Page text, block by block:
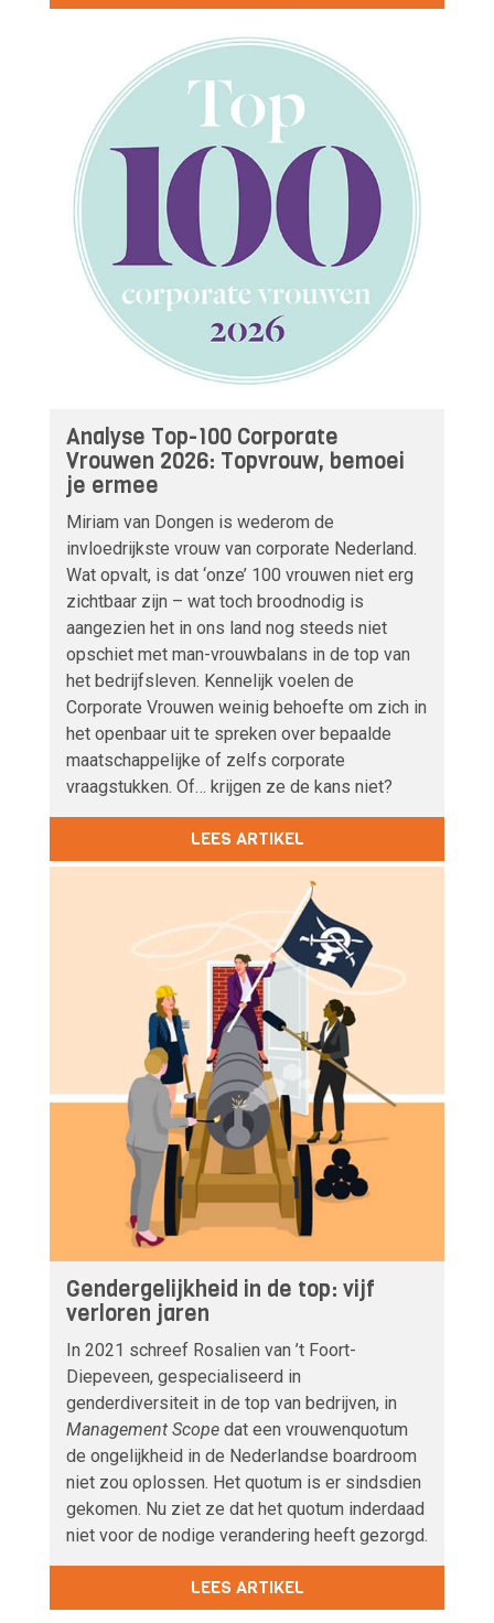
Analyse Top-100 Corporate
Vrouwen 2026: Topvrouw, bemoei
je ermee
Miriam van Dongen is wederom de
invloedrijkste vrouw van corporate Nederland.
Wat opvalt, is dat ‘onze’ 100 vrouwen niet erg
zichtbaar zijn – wat toch broodnodig is
aangezien het in ons land nog steeds niet
opschiet met man-vrouwbalans in de top van
het bedrijfsleven. Kennelijk voelen de
Corporate Vrouwen weinig behoefte om zich in
het openbaar uit te spreken over bepaalde
maatschappelijke of zelfs corporate
vraagstukken. Of… krijgen ze de kans niet?
LEES ARTIKEL
Gendergelijkheid in de top: vijf
verloren jaren
In 2021 schreef Rosalien van ’t Foort-
Diepeveen, gespecialiseerd in
genderdiversiteit in de top van bedrijven, in
Management Scope dat een vrouwenquotum
de ongelijkheid in de Nederlandse boardroom
niet zou oplossen. Het quotum is er sindsdien
gekomen. Nu ziet ze dat het quotum inderdaad
niet voor de nodige verandering heeft gezorgd.
LEES ARTIKEL